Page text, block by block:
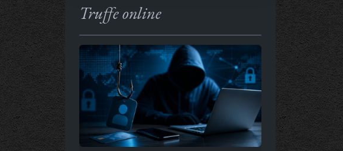
Truffe online